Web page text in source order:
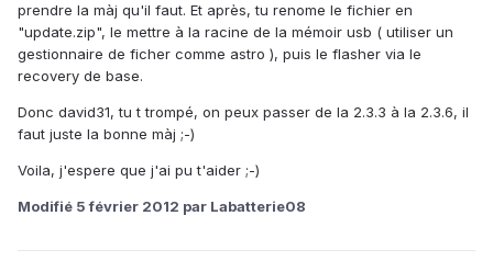
prendre la màj qu'il faut. Et après, tu renome le fichier en
"update.zip", le mettre à la racine de la mémoir usb ( utiliser un
gestionnaire de ficher comme astro ), puis le flasher via le
recovery de base.
Donc david31, tu t trompé, on peux passer de la 2.3.3 à la 2.3.6, il
faut juste la bonne màj ;-)
Voila, j'espere que j'ai pu t'aider ;-)
Modifié 5 février 2012 par Labatterie08